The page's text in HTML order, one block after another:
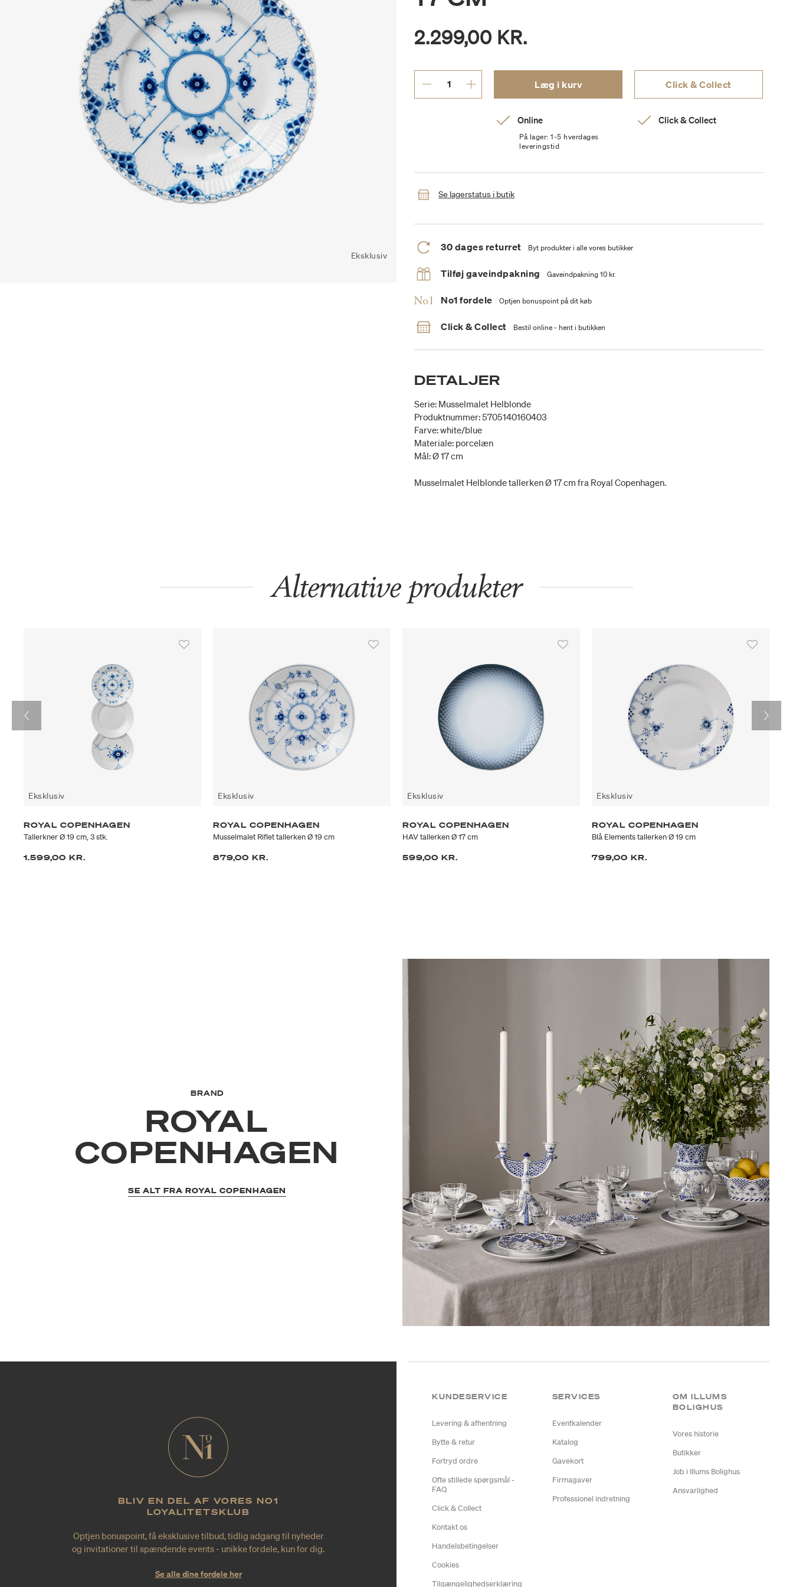
Eksklusiv
2.299,00 KR.
Læg i kurv Click & Collect
Online
På lager: 1-5 hverdages
leveringstid
Click & Collect
Se lagerstatus i butik
30 dages returret Byt produkter i alle vores butikker
Tilføj gaveindpakning Gaveindpakning 10 kr.
No1 fordele Optjen bonuspoint på dit køb
Click & Collect Bestil online - hent i butikken
DETALJER
Serie: Musselmalet Helblonde
Produktnummer: 5705140160403
Farve: white/blue
Materiale: porcelæn
Mål: Ø 17 cm
Musselmalet Helblonde tallerken Ø 17 cm fra Royal Copenhagen.
Alternative produkter
Eksklusiv
ROYAL COPENHAGEN
Tallerkner Ø 19 cm, 3 stk.
1.599,00 KR.
Eksklusiv
ROYAL COPENHAGEN
Musselmalet Riflet tallerken Ø 19 cm
879,00 KR.
Eksklusiv
ROYAL COPENHAGEN
HAV tallerken Ø 17 cm
599,00 KR.
Eksklusiv
ROYAL COPENHAGEN
Blå Elements tallerken Ø 19 cm
799,00 KR.
BRAND
ROYAL
COPENHAGEN
SE ALT FRA ROYAL COPENHAGEN
BLIV EN DEL AF VORES NO1
LOYALITETSKLUB
Optjen bonuspoint, få eksklusive tilbud, tidlig adgang til nyheder
og invitationer til spændende events - unikke fordele, kun for dig.
Se alle dine fordele her
KUNDESERVICE
Levering & afhentning
Bytte & retur
Fortryd ordre
Ofte stillede spørgsmål -
FAQ
Click & Collect
Kontakt os
Handelsbetingelser
Cookies
Tilgængelighedserklæring
SERVICES
Eventkalender
Katalog
Gavekort
Firmagaver
Professionel indretning
OM ILLUMS
BOLIGHUS
Vores historie
Butikker
Job i Illums Bolighus
Ansvarlighed